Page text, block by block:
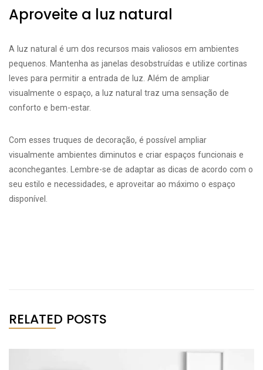
Aproveite a luz natural
A luz natural é um dos recursos mais valiosos em ambientes
pequenos. Mantenha as janelas desobstruídas e utilize cortinas
leves para permitir a entrada de luz. Além de ampliar
visualmente o espaço, a luz natural traz uma sensação de
conforto e bem-estar.
Com esses truques de decoração, é possível ampliar
visualmente ambientes diminutos e criar espaços funcionais e
aconchegantes. Lembre-se de adaptar as dicas de acordo com o
seu estilo e necessidades, e aproveitar ao máximo o espaço
disponível.
RELATED POSTS